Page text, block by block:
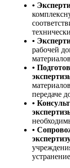
•
•
рабочей
•
передаче
•
•